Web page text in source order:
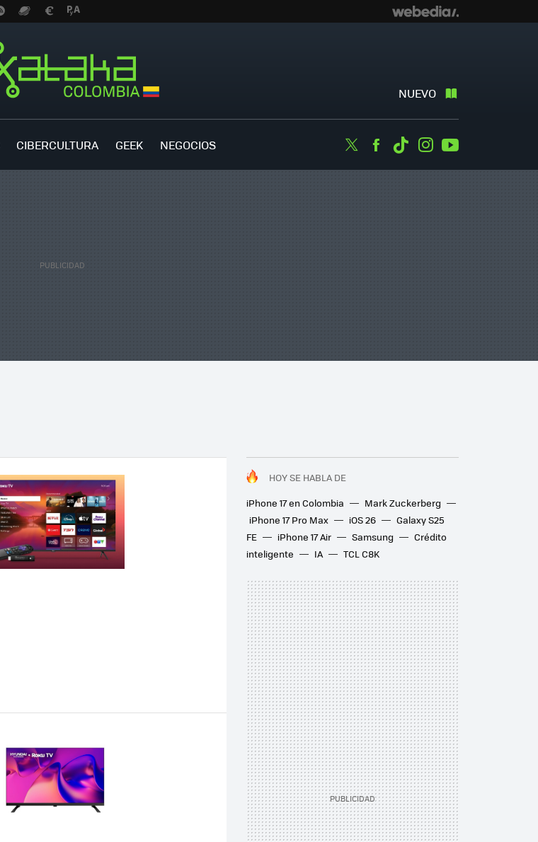
NUEVO
CIBERCULTURA GEEK NEGOCIOS TwitterFacebook
TiktokInstagram
HOY SE HABLA DE
iPhone 17 en Colombia
Mark Zuckerberg
iPhone 17 Pro Max
iOS 26
Galaxy S25
FE
iPhone 17 Air Samsung
Crédito
inteligente
IA TCL C8K